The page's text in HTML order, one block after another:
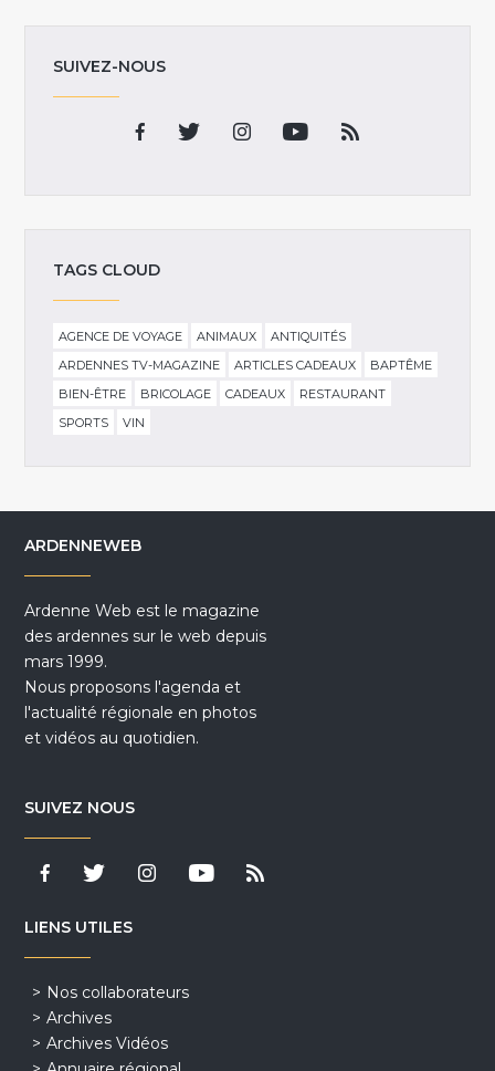
SUIVEZ-NOUS
TAGS CLOUD
AGENCE DE VOYAGE ANIMAUX
ANTIQUITÉS
ARDENNES TV-MAGAZINE
ARTICLES CADEAUX
BAPTÊME
BIEN-ÊTRE
BRICOLAGE CADEAUX
RESTAURANT
SPORTS
VIN
ARDENNEWEB
Ardenne Web est le magazine
des ardennes sur le web depuis
mars 1999.
Nous proposons l'agenda et
l'actualité régionale en photos
et vidéos au quotidien.
SUIVEZ NOUS
LIENS UTILES
Nos collaborateurs
Archives
Archives Vidéos